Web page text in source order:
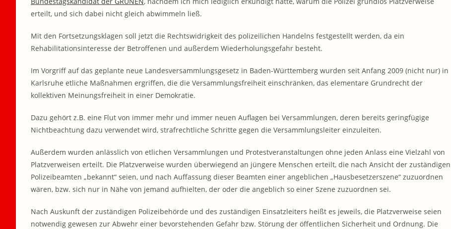
erteilt, und sich dabei nicht gleich abwimmeln ließ.
Mit den Fortsetzungsklagen soll jetzt die Rechtswidrigkeit des polizeilichen Handelns festgestellt werden, da ein
Rehabilitationsinteresse der Betroffenen und außerdem Wiederholungsgefahr besteht.
Im Vorgriff auf das geplante neue Landesversammlungsgesetz in Baden-Württemberg wurden seit Anfang 2009 (nicht nur) in
Karlsruhe etliche Maßnahmen ergriffen, die die Versammlungsfreiheit einschränken, das elementare Grundrecht der
kollektiven Meinungsfreiheit in einer Demokratie.
Dazu gehört z.B. eine Flut von immer mehr und immer neuen Auflagen bei Versammlungen, deren bereits geringfügige
Nichtbeachtung dazu verwendet wird, strafrechtliche Schritte gegen die Versammlungsleiter einzuleiten.
Außerdem wurden anlässlich von etlichen Versammlungen und Protestveranstaltungen ohne jeden Anlass eine Vielzahl von
Platzverweisen erteilt. Die Platzverweise wurden überwiegend an jüngere Menschen erteilt, die nach Ansicht der zuständigen
Polizeibeamten „bekannt“ seien, und nach Auffassung dieser Beamten einer angeblichen „Hausbesetzerszene“ zuzuordnen
wären, bzw. sich nur in Nähe von jemand aufhielten, der oder die angeblich so einer Szene zuzuordnen sei.
Nach Auskunft der zuständigen Polizeibehörde und des zuständigen Einsatzleiters heißt es jeweils, die Platzverweise seien
notwendig gewesen zur Abwehr einer bevorstehenden Gefahr bzw. Störung der öffentlichen Sicherheit und Ordnung. Die